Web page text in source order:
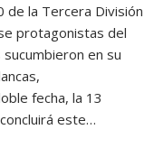
de la Tercera División
protagonistas del
en su
fecha, la 13
este…